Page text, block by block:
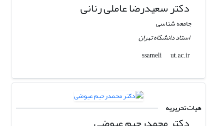
دکتر سعیدرضا عاملی رنانی
جامعه شناسی
استاد دانشگاه تهران
ssameli
ut.ac.ir
هیات تحریریه